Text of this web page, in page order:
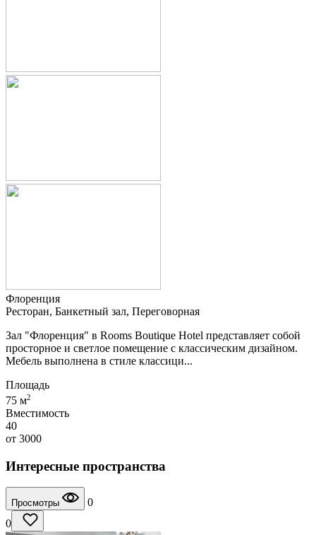
Флоренция
Ресторан, Банкетный зал, Переговорная
Зал "Флоренция" в Rooms Boutique Hotel представляет собой
просторное и светлое помещение с классическим дизайном.
Мебель выполнена в стиле классици...
Площадь
75 м2
Вместимость
40
от 3000
Интересные пространства
Просмотры
0
0